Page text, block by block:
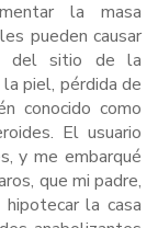
la masa
pueden causar
del sitio de la
piel, pérdida de
conocido como
El usuario
y me embarqué
que mi padre,
la casa